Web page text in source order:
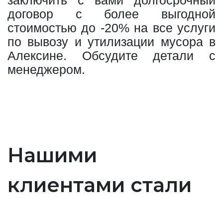
договор с более выгодной
стоимостью до -20% на все услуги
по вывозу и утилизации мусора в
Алексине. Обсудите детали с
менеджером.
Нашими
клиентами стали